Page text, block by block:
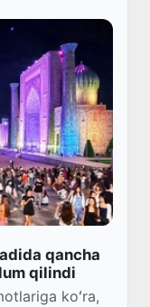
qancha
qilindi
koʻra,